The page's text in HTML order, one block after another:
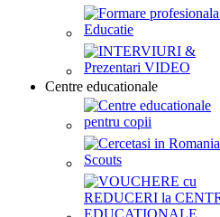
Centre educationale